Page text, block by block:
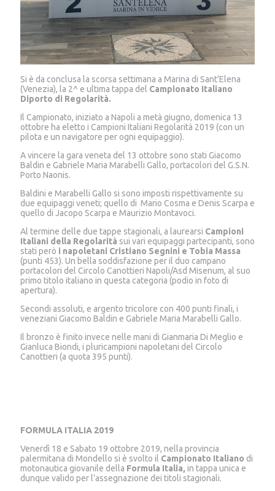
Si è da conclusa la scorsa settimana a Marina di Sant’Elena
(Venezia), la 2^ e ultima tappa del Campionato Italiano
Diporto di Regolarità.
Il Campionato, iniziato a Napoli a metà giugno, domenica 13
ottobre ha eletto i Campioni Italiani Regolarità 2019 (con un
pilota e un navigatore per ogni equipaggio).
A vincere la gara veneta del 13 ottobre sono stati Giacomo
Baldin e Gabriele Maria Marabelli Gallo, portacolori del G.S.N.
Porto Naonis.
Baldini e Marabelli Gallo si sono imposti rispettivamente su
due equipaggi veneti; quello di Mario Cosma e Denis Scarpa e
quello di Jacopo Scarpa e Maurizio Montavoci.
Al termine delle due tappe stagionali, a laurearsi Campioni
Italiani della Regolarità sui vari equipaggi partecipanti, sono
stati però i napoletani Cristiano Segnini e Tobia Massa
(punti 453). Un bella soddisfazione per il duo campano
portacolori del Circolo Canottieri Napoli/Asd Misenum, al suo
primo titolo italiano in questa categoria (podio in foto di
apertura).
Secondi assoluti, e argento tricolore con 400 punti finali, i
veneziani Giacomo Baldin e Gabriele Maria Marabelli Gallo.
Il bronzo è finito invece nelle mani di Gianmaria Di Meglio e
Gianluca Biondi, i pluricampioni napoletani del Circolo
Canottieri (a quota 395 punti).
FORMULA ITALIA 2019
Venerdì 18 e Sabato 19 ottobre 2019, nella provincia
palermitana di Mondello si è svolto il Campionato Italiano di
motonautica giovanile della Formula Italia, in tappa unica e
dunque valido per l’assegnazione dei titoli stagionali.